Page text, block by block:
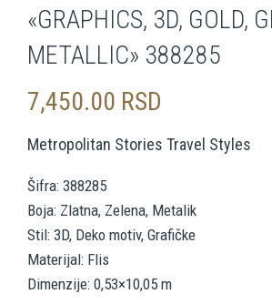
«GRAPHICS, 3D, GOLD,
METALLIC» 388285
7,450.00 RSD
Metropolitan Stories Travel Styles
Šifra: 388285
Boja: Zlatna, Zelena, Metalik
Stil: 3D, Deko motiv, Grafičke
Materijal: Flis
Dimenzije: 0,53×10,05 m